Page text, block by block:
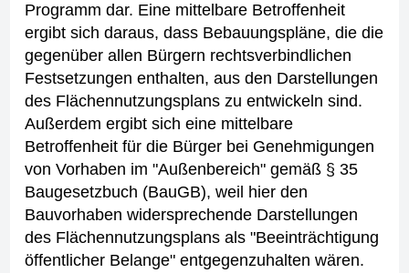
Programm dar. Eine mittelbare Betroffenheit
ergibt sich daraus, dass Bebauungspläne, die die
gegenüber allen Bürgern rechtsverbindlichen
Festsetzungen enthalten, aus den Darstellungen
des Flächennutzungsplans zu entwickeln sind.
Außerdem ergibt sich eine mittelbare
Betroffenheit für die Bürger bei Genehmigungen
von Vorhaben im "Außenbereich" gemäß § 35
Baugesetzbuch (BauGB), weil hier den
Bauvorhaben widersprechende Darstellungen
des Flächennutzungsplans als "Beeinträchtigung
öffentlicher Belange" entgegenzuhalten wären.